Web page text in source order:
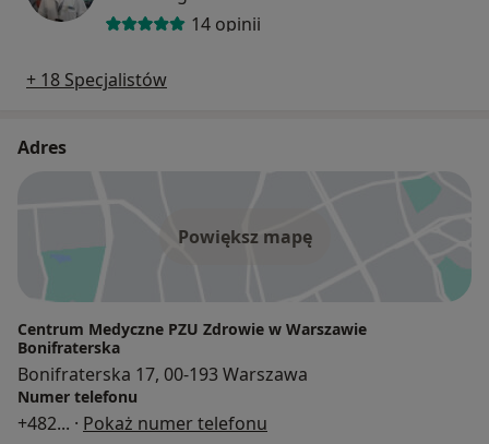
14 opinii
+ 18 Specjalistów
Adres
Powiększ mapę
Centrum Medyczne PZU Zdrowie w Warszawie
Bonifraterska
Bonifraterska 17, 00-193 Warszawa
Numer telefonu
+482... · Pokaż numer telefonu